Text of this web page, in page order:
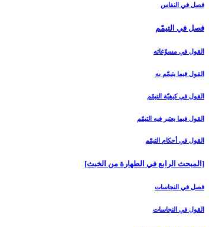
فصل في النفاس‏
فصل في التيمّم‏
القول في مسوّغاته‏
القول فيما يتيمّم به‏
القول في كيفيّة التيمّم‏
القول فيما يعتبر فيه التيمّم‏
القول في أحكام التيمّم‏
[المبحث الرابع في الطهارة من الخبث‏]
فصل في النجاسات‏
القول في النجاسات‏